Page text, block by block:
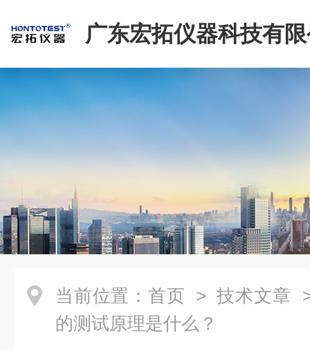
广东宏拓仪器科技有
当前位置： 首页 > 技术文章
的测试原理是什么？